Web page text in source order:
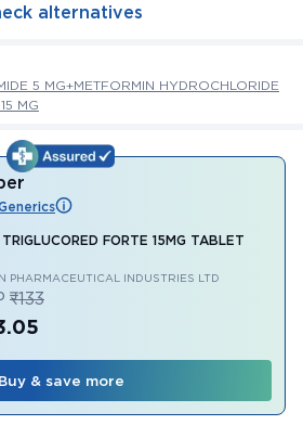
alternatives
5 MG+METFORMIN HYDROCHLORIDE
MG
FORTE 15MG TABLET
PHARMACEUTICAL INDUSTRIES LTD
₹133
Buy & save more